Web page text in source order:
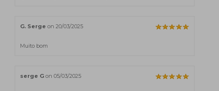
G. Serge on 20/03/2025
Muito bom
serge G on 05/03/2025